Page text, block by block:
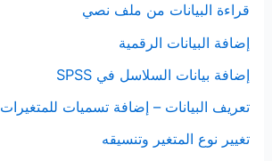
قراءة البيانات من ملف نصي
إضافة البيانات الرقمية
إضافة بيانات السلاسل في SPSS
تعريف البيانات – إضافة تسميات للمتغيرات
تغيير نوع المتغير وتنسيقه